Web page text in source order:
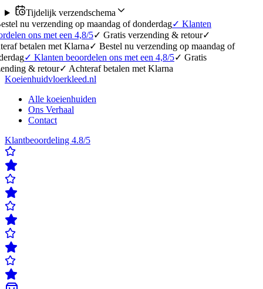
Tijdelijk verzendschema
op maandag of donderdag✓Klanten
met een 4,8/5✓Gratis verzending & retour✓
met Klarna✓Bestel nu verzending op maandag of
beoordelen ons met een 4,8/5✓Gratis
✓ Achteraf betalen met Klarna
Koeienhuidvloerkleed.nl
Alle koeienhuiden
Ons Verhaal
Contact
Klantbeoordeling 4.8/5